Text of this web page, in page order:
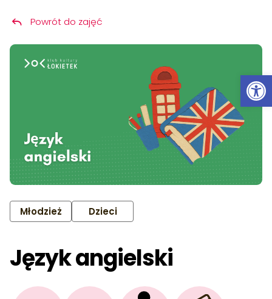
Przeskocz do treści
Młodzież Dzieci
Język angielski
Powrót do zajęć